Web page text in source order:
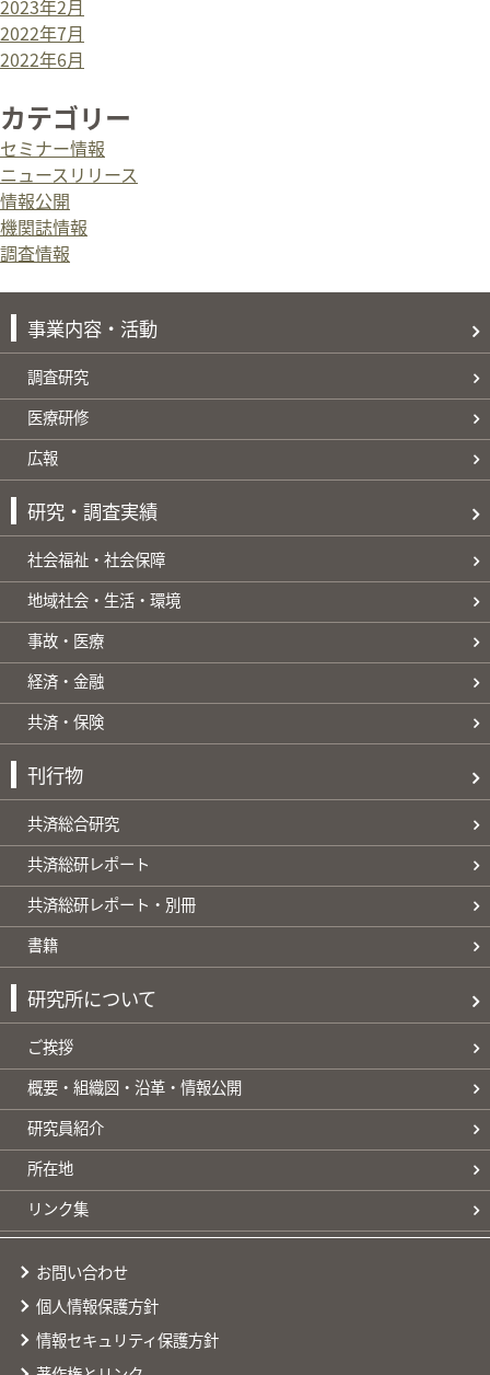
2023年2月
2022年7月
2022年6月
カテゴリー
セミナー情報
ニュースリリース
情報公開
機関誌情報
調査情報
事業内容・活動
調査研究
医療研修
広報
研究・調査実績
社会福祉・社会保障
地域社会・生活・環境
事故・医療
経済・金融
共済・保険
刊行物
共済総合研究
共済総研レポート
共済総研レポート・別冊
書籍
研究所について
ご挨拶
概要・組織図・沿革・情報公開
研究員紹介
所在地
リンク集
お問い合わせ
個人情報保護方針
情報セキュリティ保護方針